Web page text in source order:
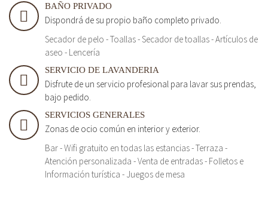
BAÑO PRIVADO
Dispondrá de su propio baño completo privado.
Secador de pelo - Toallas - Secador de toallas - Artículos de
aseo - Lencería
SERVICIO DE LAVANDERIA
Disfrute de un servicio profesional para lavar sus prendas,
bajo pedido.
SERVICIOS GENERALES
Zonas de ocio común en interior y exterior.
Bar - Wifi gratuito en todas las estancias - Terraza -
Atención personalizada - Venta de entradas - Folletos e
Información turística - Juegos de mesa